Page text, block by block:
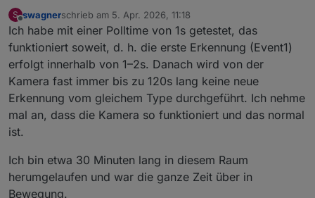
S
Offline
swagnerschrieb am 5. Apr. 2026, 11:18
zuletzt editiert von
Ich habe mit einer Polltime von 1s getestet, das
funktioniert soweit, d. h. die erste Erkennung (Event1)
erfolgt innerhalb von 1–2s. Danach wird von der
Kamera fast immer bis zu 120s lang keine neue
Erkennung vom gleichem Type durchgeführt. Ich nehme
mal an, dass die Kamera so funktioniert und das normal
ist.
Ich bin etwa 30 Minuten lang in diesem Raum
herumgelaufen und war die ganze Zeit über in
Bewegung.